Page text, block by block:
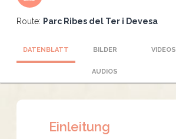
Route: Parc Ribes del Ter i Devesa
DATENBLATT BILDER VIDEOS
AUDIOS
Einleitung